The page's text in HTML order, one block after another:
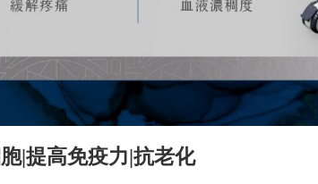
|提高免疫力|抗老化